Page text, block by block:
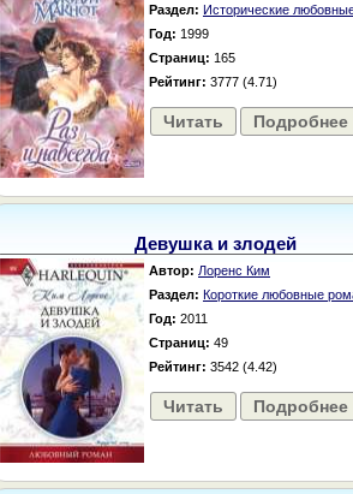
Раздел: Исторические
Год: 1999
Страниц: 165
Рейтинг: 3777 (4.71)
Читать Подробнее
Девушка и злодей
Автор: Лоренс Ким
Раздел: Короткие любовные
Год: 2011
Страниц: 49
Рейтинг: 3542 (4.42)
Читать Подробнее